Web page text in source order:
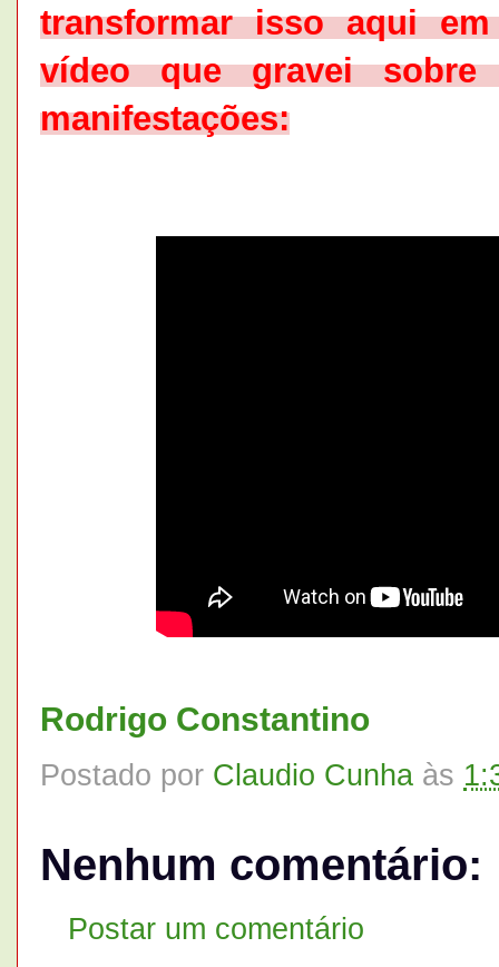
transformar isso aqui
vídeo que gravei
manifestações:
Rodrigo Constantino
Postado por Claudio Cunha às
Nenhum comentário:
Postar um comentário